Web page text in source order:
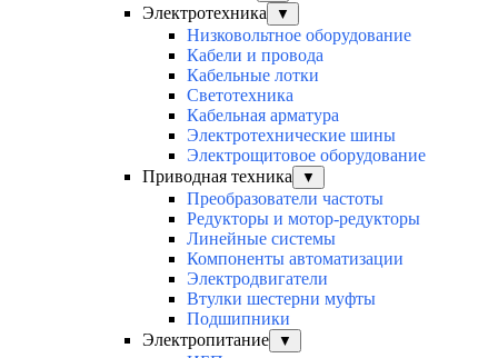
Электротехника ▼
Низковольтное оборудование
Кабели и провода
Кабельные лотки
Светотехника
Кабельная арматура
Электротехнические шины
Электрощитовое оборудование
Приводная техника
▼
Преобразователи частоты
Редукторы и мотор-редукторы
Линейные системы
Компоненты автоматизации
Электродвигатели
Втулки шестерни муфты
Подшипники
Электропитание
▼